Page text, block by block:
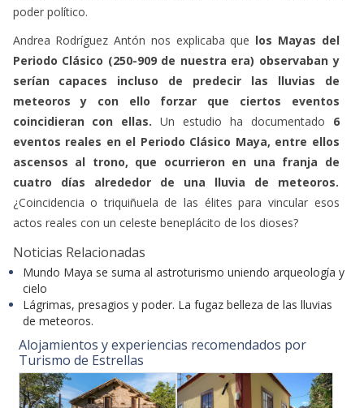
Andrea Rodríguez Antón nos explicaba que
serían capaces incluso de predecir las lluvias de
meteoros y con ello forzar que ciertos eventos
coincidieran con ellas.Un estudio ha documentado
6
eventos reales en el Periodo Clásico Maya, entre ellos
ascensos al trono, que ocurrieron en una franja de
cuatro días alrededor de una lluvia de meteoros.
¿Coincidencia o triquiñuela de las élites para vincular esos
actos reales con un celeste beneplácito de los dioses?
Noticias Relacionadas
cielo
Lágrimas, presagios y poder. La fugaz belleza de las lluvias
de meteoros.
Alojamientos y experiencias recomendados por
Turismo de Estrellas
Casa Emblemática San